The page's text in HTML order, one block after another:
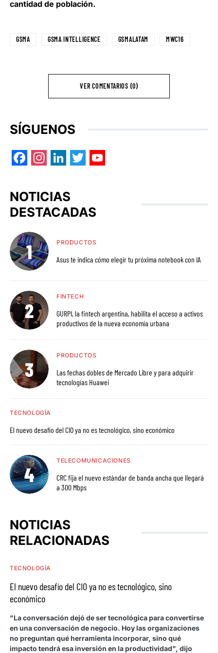
cantidad de población.
GSMA GSMA INTELLIGENCE GSMALATAM MWC16
VER COMENTARIOS (0)
SÍGUENOS
NOTICIAS
DESTACADAS
PRODUCTOS
Asus te indica cómo elegir tu próxima notebook con IA
FINTECH
GURPI, la fintech argentina, habilita el acceso a activos
productivos de la nueva economía urbana
PRODUCTOS
Las fechas dobles de Mercado Libre y para adquirir
tecnologías Huawei
TECNOLOGÍA
El nuevo desafío del CIO ya no es tecnológico, sino económico
TELECOMUNICACIONES
CRC fija el nuevo estándar de banda ancha que llegará
a 300 Mbps
NOTICIAS
RELACIONADAS
TECNOLOGÍA
El nuevo desafío del CIO ya no es tecnológico, sino
económico
"La conversación dejó de ser tecnológica para convertirse
en una conversación de negocio. Hoy las organizaciones
no preguntan qué herramienta incorporar, sino qué
impacto tendrá esa inversión en la productividad", dijo